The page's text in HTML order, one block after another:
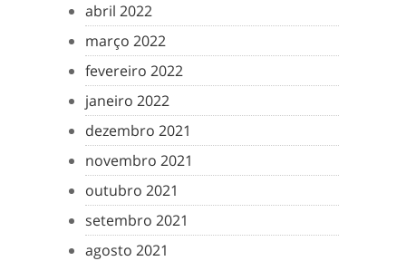
abril 2022
março 2022
fevereiro 2022
janeiro 2022
dezembro 2021
novembro 2021
outubro 2021
setembro 2021
agosto 2021